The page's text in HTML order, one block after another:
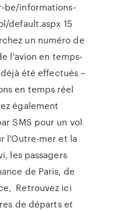
be/informations-
default.aspx 15
un numéro de
l'avion en temps-
été effectués –
en temps réel
également
SMS pour un vol
l'Outre-mer et la
les passagers
de Paris, de
Retrouvez ici
de départs et